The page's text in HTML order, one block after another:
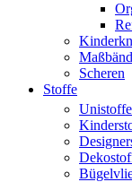
Scheren
Stoffe
Unistoffe